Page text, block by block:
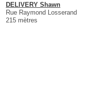
DELIVERY Shawn
Rue Raymond Losserand
215 mètres